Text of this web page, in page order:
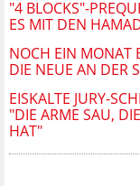
"4 BLOCKS"-
ES MIT DEN
NOCH EIN MONAT
DIE NEUE AN DER
EISKALTE JURY-
DIE ARME SAU, DIE
AT"